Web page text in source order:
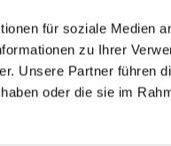
für soziale Medien
zu Ihrer
Unsere Partner führen
oder die sie im
AKTIVE TAGE